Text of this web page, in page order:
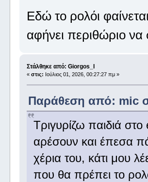
Εδώ το ρολόι
αφήνει περιθώριο να
Στάλθηκε από: Giorgos_I
« στις: Ιούλιος 01, 2026, 00:27:27 πμ »
Παράθεση από: mic
Τριγυρίζω παιδιά
αρέσουν και έπεσα
χέρια του, κάτι μου
που θα πρέπει το